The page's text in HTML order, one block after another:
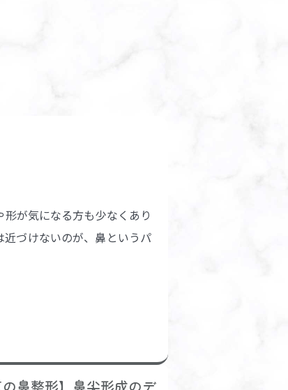
が気になる方も少なくあり
づけないのが、鼻というパ